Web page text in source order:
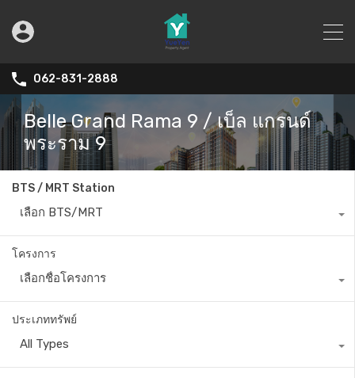
062-831-2888
Belle Grand Rama 9 / เบ็ล แกรนด์
พระราม 9
BTS / MRT Station
เลือก BTS/MRT
โครงการ
เลือกชื่อโครงการ
ประเภททรัพย์
All Types